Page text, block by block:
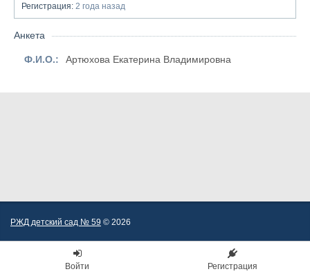
Регистрация: 2 года назад
Анкета
Ф.И.О.: Артюхова Екатерина Владимировна
РЖД детский сад № 59 © 2026
Войти Регистрация